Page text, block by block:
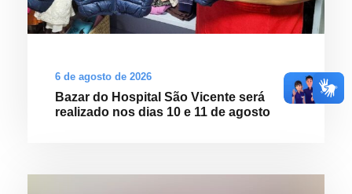
6 de agosto de 2026
Bazar do Hospital São Vicente será
realizado nos dias 10 e 11 de agosto